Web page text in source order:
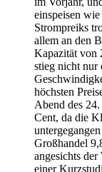
einspeisen
Strompreiks
allem an den
Kapazität von
stieg nicht nur
höchsten
Abend des
Cent, da die
Großhandel
angesichts
einer